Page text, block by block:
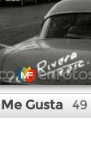
Me Gusta 49